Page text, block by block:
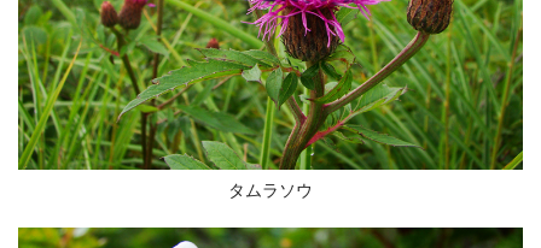
タムラソウ